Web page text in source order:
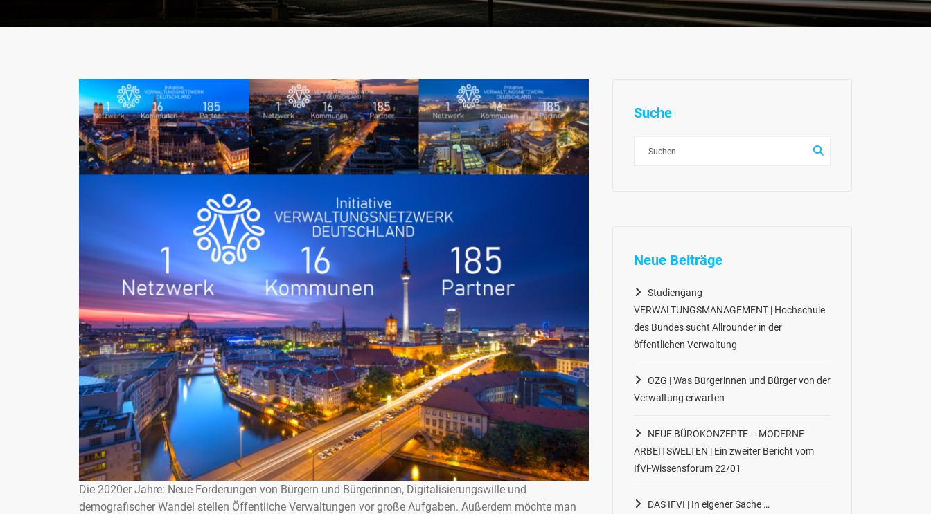
Die 2020er Jahre: Neue Forderungen von Bürgern und Bürgerinnen, Digitalisierungswille und
demografischer Wandel stellen Öffentliche Verwaltungen vor große Aufgaben. Außerdem möchte man
Suche
Neue Beiträge
Studiengang
VERWALTUNGSMANAGEMENT | Hochschule
des Bundes sucht Allrounder in der
öffentlichen Verwaltung
OZG | Was Bürgerinnen und Bürger von der
Verwaltung erwarten
NEUE BÜROKONZEPTE – MODERNE
ARBEITSWELTEN | Ein zweiter Bericht vom
IfVi-Wissensforum 22/01
DAS IFVI | In eigener Sache …